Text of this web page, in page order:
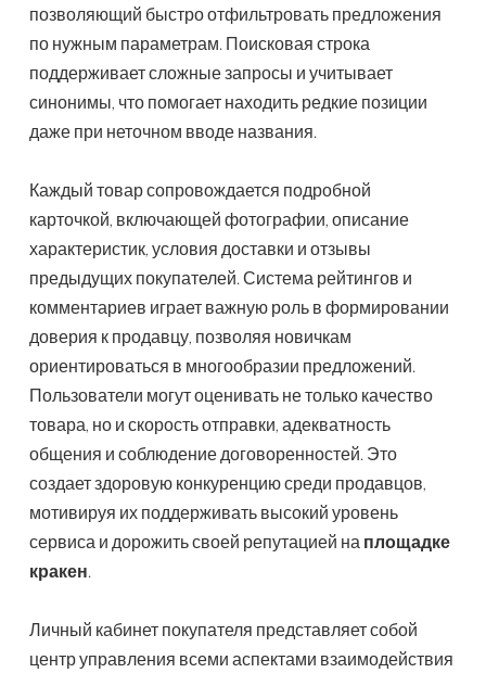
позволяющий быстро отфильтровать предложения
по нужным параметрам. Поисковая строка
поддерживает сложные запросы и учитывает
синонимы, что помогает находить редкие позиции
даже при неточном вводе названия.
Каждый товар сопровождается подробной
карточкой, включающей фотографии, описание
характеристик, условия доставки и отзывы
предыдущих покупателей. Система рейтингов и
комментариев играет важную роль в формировании
доверия к продавцу, позволяя новичкам
ориентироваться в многообразии предложений.
Пользователи могут оценивать не только качество
товара, но и скорость отправки, адекватность
общения и соблюдение договоренностей. Это
создает здоровую конкуренцию среди продавцов,
мотивируя их поддерживать высокий уровень
сервиса и дорожить своей репутацией на площадке
кракен.
Личный кабинет покупателя представляет собой
центр управления всеми аспектами взаимодействия